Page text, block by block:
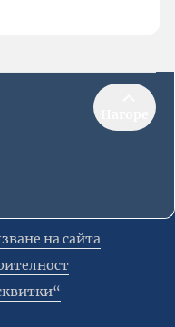
на сайта